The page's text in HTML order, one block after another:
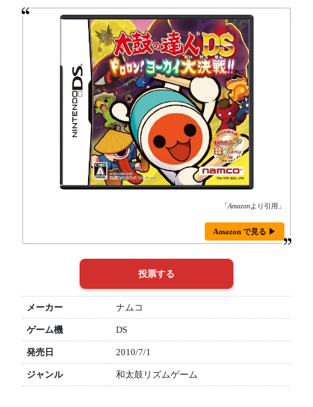
「Amazonより引用」
Amazon で見る ▶
メーカー ナムコ
ゲーム機 DS
発売日 2010/7/1
ジャンル 和太鼓リズムゲーム